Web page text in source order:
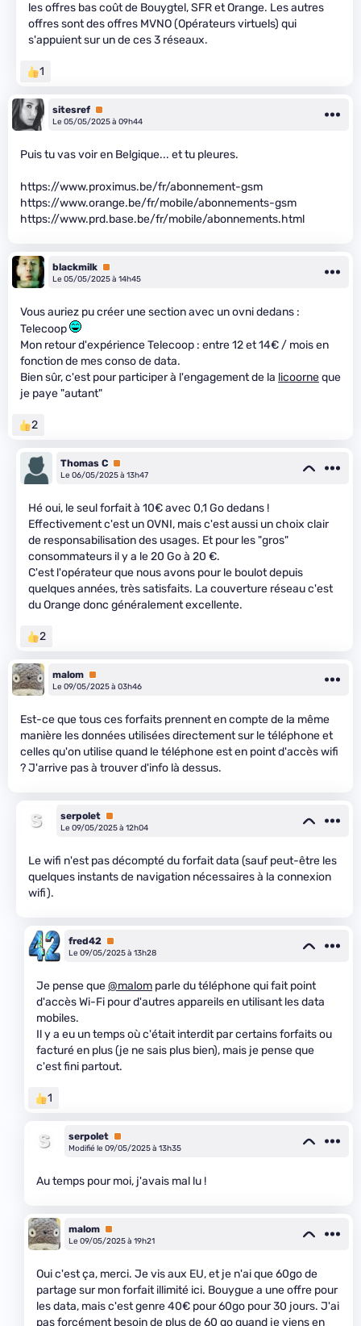
les offres bas coût de Bouygtel, SFR et Orange. Les autres
offres sont des offres MVNO (Opérateurs virtuels) qui
s'appuient sur un de ces 3 réseaux.
1
sitesref Premium
Le 05/05/2025 à 09h44
Puis tu vas voir en Belgique... et tu pleures.
https://www.proximus.be/fr/abonnement-gsm
https://www.orange.be/fr/mobile/abonnements-gsm
https://www.prd.base.be/fr/mobile/abonnements.html
blackmilk Premium
Le 05/05/2025 à 14h45
Vous auriez pu créer une section avec un ovni dedans :
Telecoop
Mon retour d'expérience Telecoop : entre 12 et 14€ / mois en
fonction de mes conso de data.
Bien sûr, c'est pour participer à l'engagement de la licoorneque
je paye "autant"
2
Thomas C Premium
Le 06/05/2025 à 13h47
Hé oui, le seul forfait à 10€ avec 0,1 Go dedans !
Effectivement c'est un OVNI, mais c'est aussi un choix clair
de responsabilisation des usages. Et pour les "gros"
consommateurs il y a le 20 Go à 20 €.
C'est l'opérateur que nous avons pour le boulot depuis
quelques années, très satisfaits. La couverture réseau c'est
du Orange donc généralement excellente.
2
malom Premium
Le 09/05/2025 à 03h46
Est-ce que tous ces forfaits prennent en compte de la même
manière les données utilisées directement sur le téléphone et
celles qu'on utilise quand le téléphone est en point d'accès wifi
? J'arrive pas à trouver d'info là dessus.
serpolet Premium
Le 09/05/2025 à 12h04
Le wifi n'est pas décompté du forfait data (sauf peut-être les
quelques instants de navigation nécessaires à la connexion
wifi).
fred42 Premium
Le 09/05/2025 à 13h28
Je pense que@malom parle du téléphone qui fait point
d'accès Wi-Fi pour d'autres appareils en utilisant les data
mobiles.
Il y a eu un temps où c'était interdit par certains forfaits ou
facturé en plus (je ne sais plus bien), mais je pense que
c'est fini partout.
1
serpolet Premium
Modifié le 09/05/2025 à 13h35
Au temps pour moi, j'avais mal lu !
malom Premium
Le 09/05/2025 à 19h21
Oui c'est ça, merci. Je vis aux EU, et je n'ai que 60go de
partage sur mon forfait illimité ici. Bouygue a une offre pour
les data, mais c'est genre 40€ pour 60go pour 30 jours. J'ai
pas forcément besoin de plus de 60 go quand je viens en